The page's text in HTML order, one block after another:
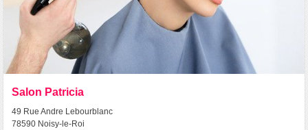
Salon Patricia
49 Rue Andre Lebourblanc
78590 Noisy-le-Roi